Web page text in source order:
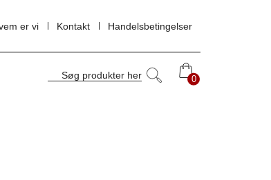
er vi Kontakt Handelsbetingelser
Søg produkter her 0
0